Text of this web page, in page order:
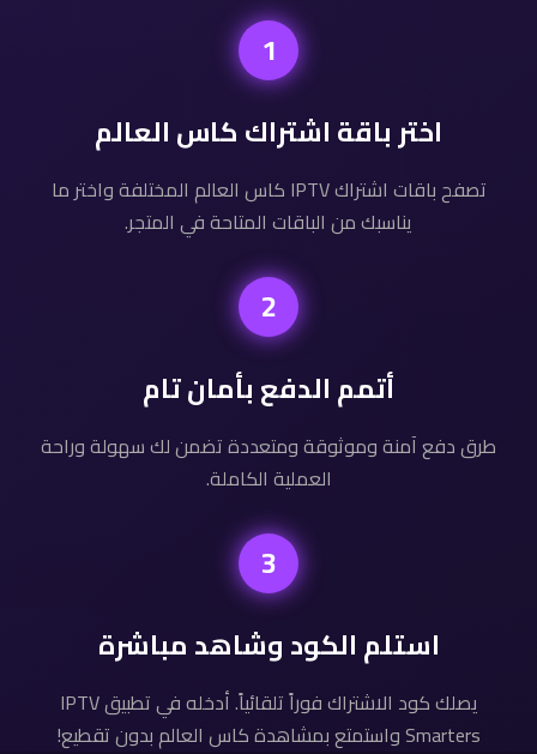
1
اختر باقة اشتراك كاس العالم
تصفح باقات اشتراك IPTV كاس العالم المختلفة واختر ما
يناسبك من الباقات المتاحة في المتجر.
2
أتمم الدفع بأمان تام
طرق دفع آمنة وموثوقة ومتعددة تضمن لك سهولة وراحة
العملية الكاملة.
3
استلم الكود وشاهد مباشرة
يصلك كود الاشتراك فوراً تلقائياً. أدخله في تطبيق IPTV
Smarters واستمتع بمشاهدة كاس العالم بدون تقطيع!